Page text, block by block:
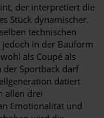
der interpretiert die
Stück dynamischer.
technischen
jedoch in der Bauform
als Coupé als
der Sportback darf
datiert
allen drei
Emotionalität und